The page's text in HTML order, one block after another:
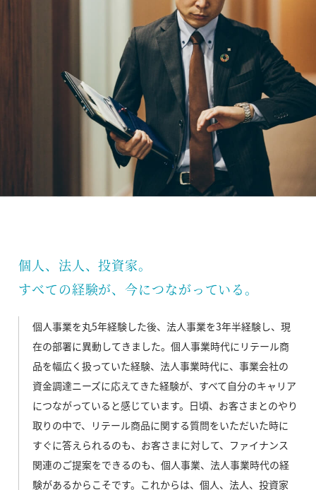
個人、法人、投資家。
すべての経験が、今につながっている。
個人事業を丸5年経験した後、法人事業を3年半経験し、現
在の部署に異動してきました。個人事業時代にリテール商
品を幅広く扱っていた経験、法人事業時代に、事業会社の
資金調達ニーズに応えてきた経験が、すべて自分のキャリア
につながっていると感じています。日頃、お客さまとのやり
取りの中で、リテール商品に関する質問をいただいた時に
すぐに答えられるのも、お客さまに対して、ファイナンス
関連のご提案をできるのも、個人事業、法人事業時代の経
験があるからこそです。これからは、個人、法人、投資家